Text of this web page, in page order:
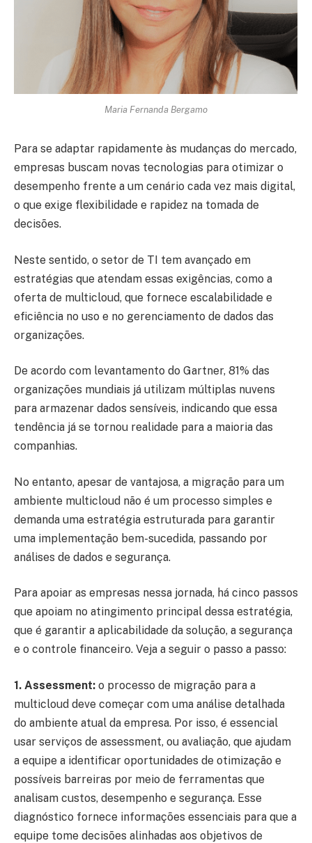
Maria Fernanda Bergamo
Para se adaptar rapidamente às mudanças do mercado,
empresas buscam novas tecnologias para otimizar o
desempenho frente a um cenário cada vez mais digital,
o que exige flexibilidade e rapidez na tomada de
decisões.
Neste sentido, o setor de TI tem avançado em
estratégias que atendam essas exigências, como a
oferta de multicloud, que fornece escalabilidade e
eficiência no uso e no gerenciamento de dados das
organizações.
De acordo com levantamento do Gartner, 81% das
organizações mundiais já utilizam múltiplas nuvens
para armazenar dados sensíveis, indicando que essa
tendência já se tornou realidade para a maioria das
companhias.
No entanto, apesar de vantajosa, a migração para um
ambiente multicloud não é um processo simples e
demanda uma estratégia estruturada para garantir
uma implementação bem-sucedida, passando por
análises de dados e segurança.
Para apoiar as empresas nessa jornada, há cinco passos
que apoiam no atingimento principal dessa estratégia,
que é garantir a aplicabilidade da solução, a segurança
e o controle financeiro. Veja a seguir o passo a passo:
1. Assessment: o processo de migração para a
multicloud deve começar com uma análise detalhada
do ambiente atual da empresa. Por isso, é essencial
usar serviços de assessment, ou avaliação, que ajudam
a equipe a identificar oportunidades de otimização e
possíveis barreiras por meio de ferramentas que
analisam custos, desempenho e segurança. Esse
diagnóstico fornece informações essenciais para que a
equipe tome decisões alinhadas aos objetivos de